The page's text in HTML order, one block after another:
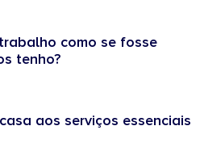
como se fosse
tenho?
aos serviços essenciais